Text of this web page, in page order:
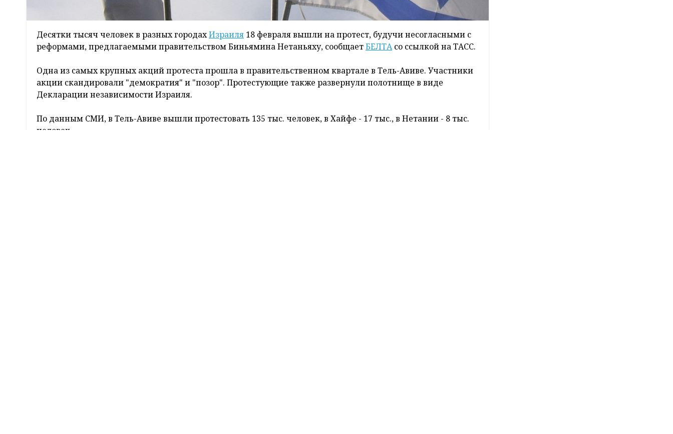
Десятки тысяч человек в разных городахИзраиля 18 февраля вышли на протест, будучи несогласными с
реформами, предлагаемыми правительством Биньямина Нетаньяху, сообщаетБЕЛТАсо ссылкой на ТАСС.
Одна из самых крупных акций протеста прошла в правительственном квартале в Тель-Авиве. Участники
акции скандировали "демократия" и "позор". Протестующие также развернули полотнище в виде
Декларации независимости Израиля.
По данным СМИ, в Тель-Авиве вышли протестовать 135 тыс. человек, в Хайфе - 17 тыс., в Нетании - 8 тыс.
человек.